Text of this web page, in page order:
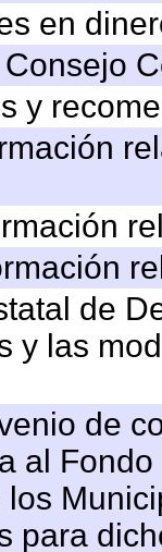
en
y
de
y las
de
al
para